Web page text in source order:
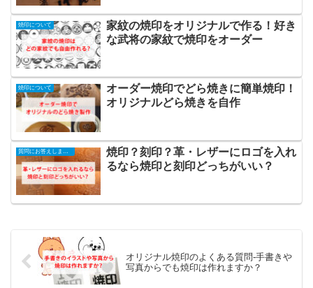
焼印について
家紋の焼印をオリジナルで作る！好き
な武将の家紋で焼印をオーダー
焼印について
オーダー焼印でどら焼きに簡単焼印！
オリジナルどら焼きを自作
焼印？刻印？革・レザーにロゴを入れ
るなら焼印と刻印どっちがいい？
オリジナル焼印のよくある質問-手書きや
写真からでも焼印は作れますか？